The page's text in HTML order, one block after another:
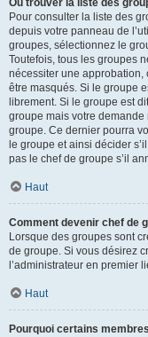
Où trouver la liste des
Pour consulter la liste des
depuis votre panneau de
groupes, sélectionnez le
Toutefois, tous les groupes
nécessiter une approbation,
être masqués. Si le groupe
librement. Si le groupe est
groupe mais votre demande
groupe. Ce dernier pourra
le groupe et ainsi décider
pas le chef de groupe s’il
Haut
Comment devenir chef de
Lorsque des groupes sont
de groupe. Si vous désirez
l’administrateur en premier
Haut
Pourquoi certains